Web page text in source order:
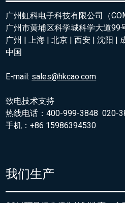
广州虹科电子科技有限公司（
广州市黄埔区科学城科学大道99
广州 | 上海 | 北京 | 西安 | 沈阳 |
中国
E-mail: sales@hkcao.com
致电技术支持
热线电话：400-999-3848 020-
手机：+86 15986394530
我们生产